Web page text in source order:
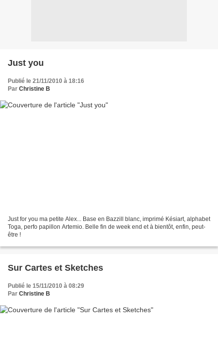
Just you
Publié le 21/11/2010 à 18:16
Par Christine B
Just for you ma petite Alex... Base en Bazzill blanc, imprimé Késiart, alphabet
Toga, perfo papillon Artemio. Belle fin de week end et à bientôt, enfin, peut-
être !
Sur Cartes et Sketches
Publié le 15/11/2010 à 08:29
Par Christine B